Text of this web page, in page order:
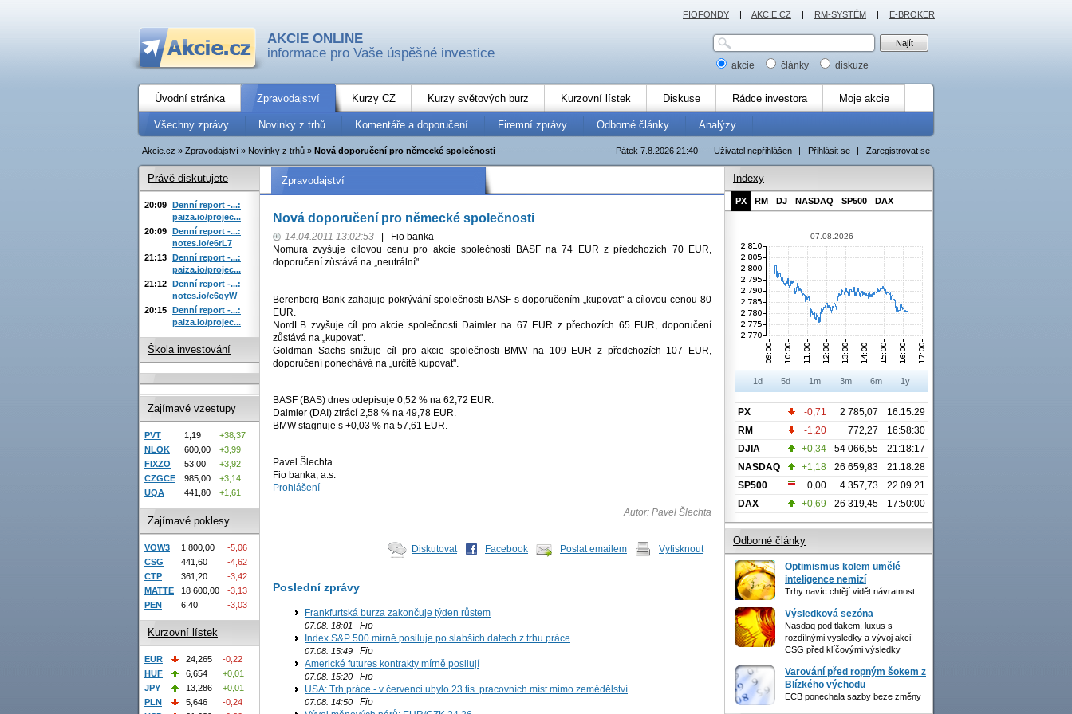
AKCIE ONLINE
informace pro Vaše úspěšné investice
akcie články diskuze
Úvodní stránka Zpravodajství Kurzy CZ Kurzy světových burz Kurzovní lístek Diskuse Rádce investora Moje akcie
Všechny zprávy Novinky z trhů Komentáře a doporučení Firemní zprávy Odborné články Analýzy
Uživatel nepřihlášen | Přihlásit se | Zaregistrovat se
Pátek 7.8.2026 21:40
Akcie.cz » Zpravodajství » Novinky z trhů » Nová doporučení pro německé společnosti
Zpravodajství
Nová doporučení pro německé společnosti
14.04.2011 13:02:53
Fio banka
Nomura zvyšuje cílovou cenu pro akcie společnosti BASF na 74 EUR z předchozích 70 EUR,
doporučení zůstává na „neutrální".
Berenberg Bank zahajuje pokrývání společnosti BASF s doporučením „kupovat" a cílovou cenou 80
EUR.
NordLB zvyšuje cíl pro akcie společnosti Daimler na 67 EUR z přechozích 65 EUR, doporučení
zůstává na „kupovat".
Goldman Sachs snižuje cíl pro akcie společnosti BMW na 109 EUR z předchozích 107 EUR,
doporučení ponechává na „určitě kupovat".
BASF (BAS) dnes odepisuje 0,52 % na 62,72 EUR.
Daimler (DAI) ztrácí 2,58 % na 49,78 EUR.
BMW stagnuje s +0,03 % na 57,61 EUR.
Pavel Šlechta
Fio banka, a.s.
Prohlášení
Autor: Pavel Šlechta
Diskutovat Facebook Poslat emailem Vytisknout
Poslední zprávy
Frankfurtská burza zakončuje týden růstem
07.08. 18:01
Fio
Index S&P 500 mírně posiluje po slabších datech z trhu práce
07.08. 15:49 Fio
Americké futures kontrakty mírně posilují
07.08. 15:20 Fio
USA: Trh práce - v červenci ubylo 23 tis. pracovních míst mimo zemědělství
07.08. 14:50 Fio
Právě diskutujete
20:09 Denní report -...:
paiza.io/projec...
20:09 Denní report -...:
notes.io/e6rL7
21:13 Denní report -...:
paiza.io/projec...
21:12 Denní report -...:
notes.io/e6qyW
20:15 Denní report -...:
paiza.io/projec...
Škola investování
Zajímavé vzestupy
PVT 1,19
+38,37
NLOK
600,00
+3,99
FIXZO
53,00
+3,92
CZGCE
985,00
+3,14
UQA
441,80 +1,61
Zajímavé poklesy
VOW3 1 800,00
-5,06
CSG
441,60
-4,62
CTP
361,20
-3,42
MATTE
18 600,00
-3,13
PEN
6,40 -3,03
Kurzovní lístek
EUR 24,265
-0,22
HUF
6,654
+0,01
JPY
13,286
+0,01
PLN
5,646
-0,24
Indexy
PX RM DJ NASDAQ SP500 DAX
07.08.2026
1d 5d 1m 3m 6m 1y
PX -0,71 2 785,07
16:15:29
RM
-1,20 772,27
16:58:30
DJIA
+0,34 54 066,55
21:18:17
NASDAQ
+1,18 26 659,83
21:18:28
SP500
0,00 4 357,73
22.09.21
DAX
+0,69 26 319,45 17:50:00
Odborné články
Optimismus kolem umělé
inteligence nemizí
Trhy navíc chtějí vidět návratnost
Výsledková sezóna
Nasdaq pod tlakem, luxus s
rozdílnými výsledky a vývoj akcií
CSG před klíčovými výsledky
Varování před ropným šokem z
Blízkého východu
ECB ponechala sazby beze změny
FIOFONDY | AKCIE.CZ | RM-SYSTÉM | E-BROKER